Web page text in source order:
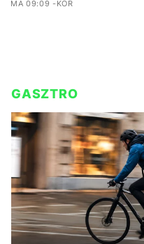
MA 09:09 -KOR
GASZTRO